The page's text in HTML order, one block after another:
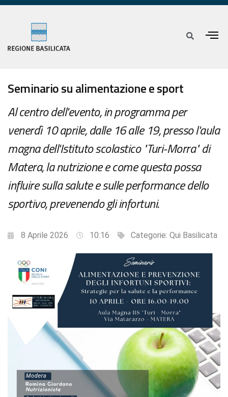
Seminario su alimentazione e sport
Al centro dell'evento, in programma per
venerdì 10 aprile, dalle 16 alle 19, presso l'aula
magna dell'Istituto scolastico "Turi-Morra" di
Matera, la nutrizione e come questa possa
influire sulla salute e sulle performance dello
sportivo, prevenendo gli infortuni.
8 Aprile 2026 10:16 Categorie: Qui Basilicata